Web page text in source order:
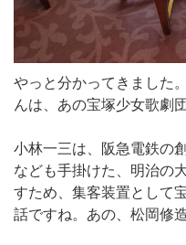
やっと分かってきました
んは、あの宝塚少女歌劇
小林一三は、阪急電鉄の
なども手掛けた、明治の
すため、集客装置として
話ですね。あの、松岡修